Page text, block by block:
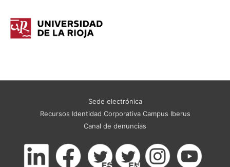
Sede electrónica
Recursos Identidad Corporativa Campus Iberus
Canal de denuncias